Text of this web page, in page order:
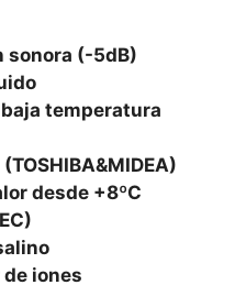
sonora (-5dB)
temperatura
desde +8ºC
iones